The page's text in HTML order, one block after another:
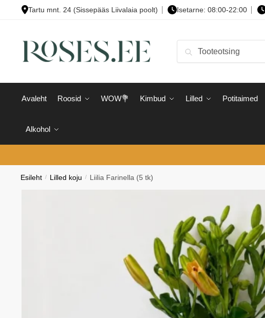
Tartu mnt. 24 (Sissepääs Liivalaia poolt) Isetarne: 08:00-22:00
Otsi
Avaleht Roosid WOW💐 Kimbud Lilled Potitaimed
Alkohol
Esileht / Lilled koju / Liilia Farinella (5 tk)